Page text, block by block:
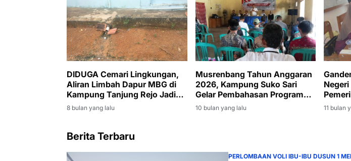
DIDUGA Cemari Lingkungan,
Aliran Limbah Dapur MBG di
Kampung Tanjung Rejo Jadi
Sorotan Awak Media
8 bulan yang lalu
Musrenbang Tahun Anggaran
2026, Kampung Suko Sari
Gelar Pembahasan Program
Pembangunan
10 bulan yang lalu 11 bulan
Berita Terbaru
PERLOMBAAN VOLI IBU-IBU DUSUN 1